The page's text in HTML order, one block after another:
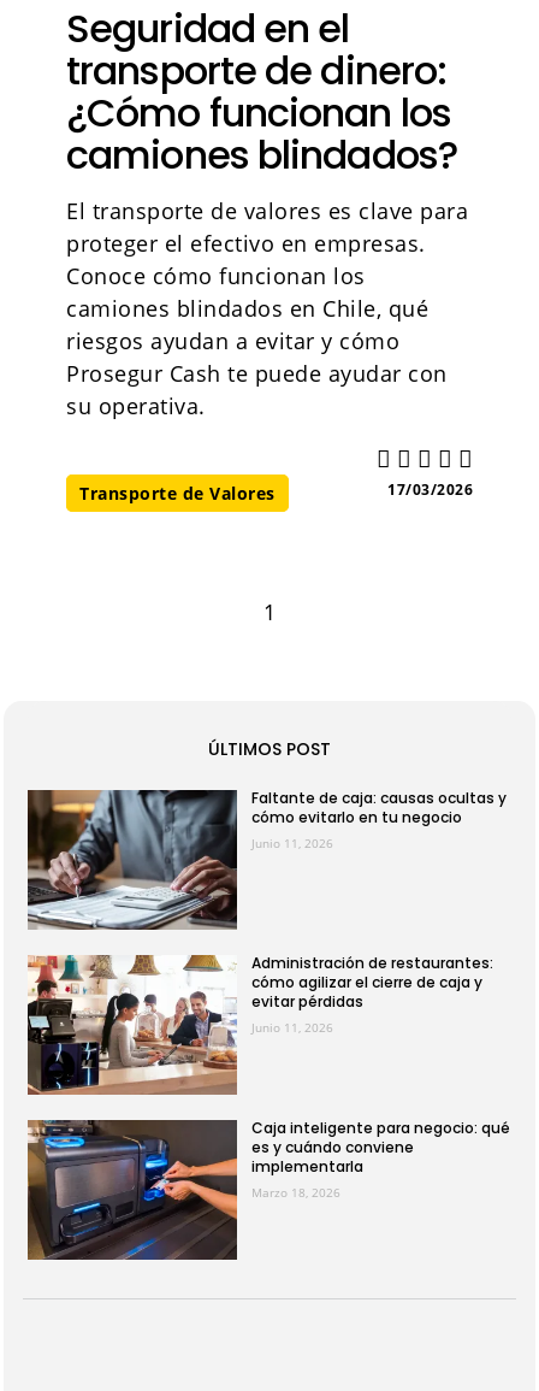
Seguridad en el
transporte de dinero:
¿Cómo funcionan los
camiones blindados?
El transporte de valores es clave para
proteger el efectivo en empresas.
Conoce cómo funcionan los
camiones blindados en Chile, qué
riesgos ayudan a evitar y cómo
Prosegur Cash te puede ayudar con
su operativa.
Transporte de Valores 17/03/2026
1
ÚLTIMOS POST
Faltante de caja: causas ocultas y
cómo evitarlo en tu negocio
Junio 11, 2026
Administración de restaurantes:
cómo agilizar el cierre de caja y
evitar pérdidas
Junio 11, 2026
Caja inteligente para negocio: qué
es y cuándo conviene
implementarla
Marzo 18, 2026